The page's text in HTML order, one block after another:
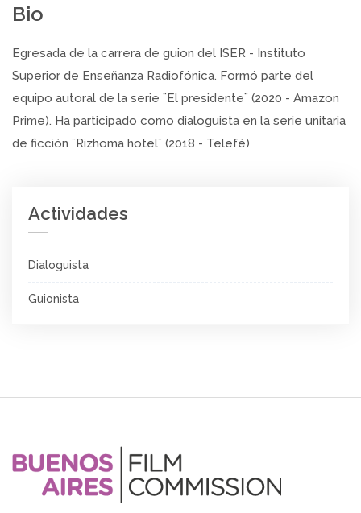
Bio
Egresada de la carrera de guion del ISER - Instituto
Superior de Enseñanza Radiofónica. Formó parte del
equipo autoral de la serie ¨El presidente¨ (2020 - Amazon
Prime). Ha participado como dialoguista en la serie unitaria
de ficción ¨Rizhoma hotel¨ (2018 - Telefé)
Actividades
Dialoguista
Guionista